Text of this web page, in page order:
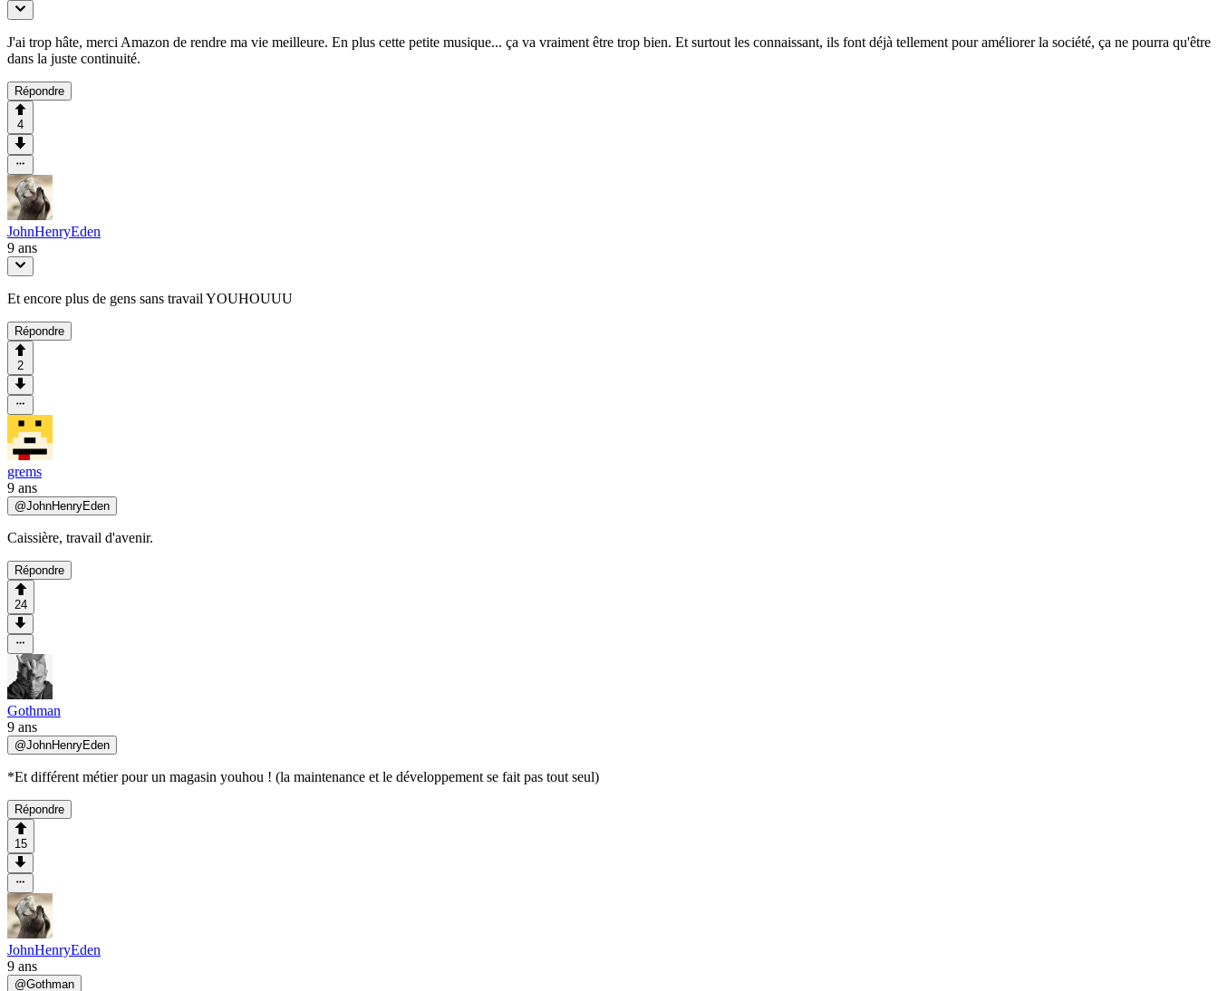
J'ai trop hâte, merci Amazon de rendre ma vie meilleure. En plus cette petite musique... ça va vraiment être trop bien. Et surtout les connaissant, ils font déjà tellement pour améliorer la société, ça ne pourra qu'être
dans la juste continuité.
Répondre
4
JohnHenryEden
9 ans
Et encore plus de gens sans travail YOUHOUUU
Répondre
2
grems
9 ans
@JohnHenryEden
Caissière, travail d'avenir.
Répondre
24
Gothman
9 ans
@JohnHenryEden
*Et différent métier pour un magasin youhou ! (la maintenance et le développement se fait pas tout seul)
Répondre
15
JohnHenryEden
9 ans
@Gothman